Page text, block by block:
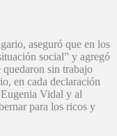
aseguró que en los
social” y agregó
quedaron sin trabajo
en cada declaración
Vidal y al
para los ricos y